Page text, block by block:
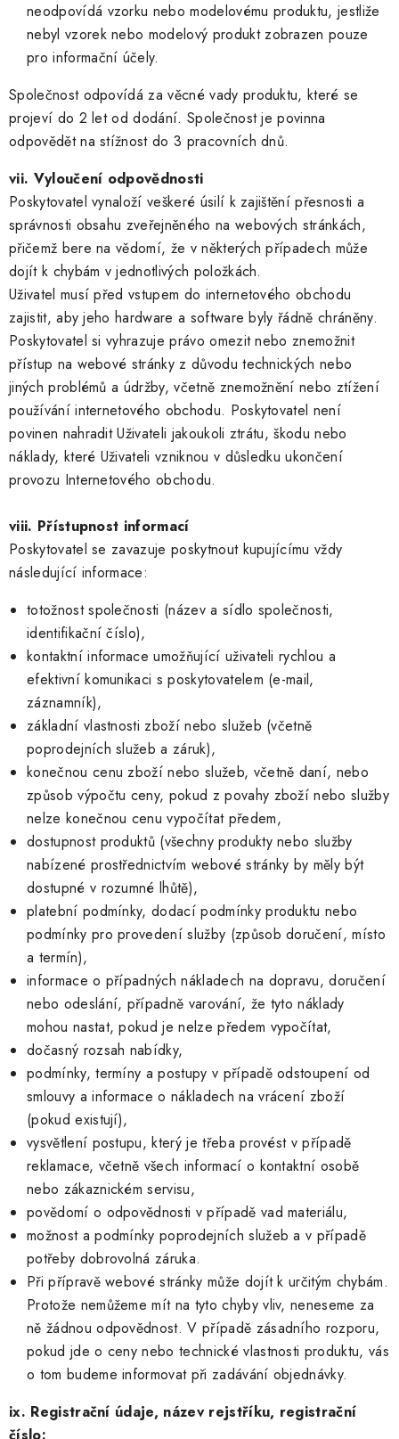
neodpovídá vzorku nebo modelovému produktu, jestliže
nebyl vzorek nebo modelový produkt zobrazen pouze
pro informační účely.
Společnost odpovídá za věcné vady produktu, které se
projeví do 2 let od dodání. Společnost je povinna
odpovědět na stížnost do 3 pracovních dnů.
vii. Vyloučení odpovědnosti
Poskytovatel vynaloží veškeré úsilí k zajištění přesnosti a
správnosti obsahu zveřejněného na webových stránkách,
přičemž bere na vědomí, že v některých případech může
dojít k chybám v jednotlivých položkách.
Uživatel musí před vstupem do internetového obchodu
zajistit, aby jeho hardware a software byly řádně chráněny.
Poskytovatel si vyhrazuje právo omezit nebo znemožnit
přístup na webové stránky z důvodu technických nebo
jiných problémů a údržby, včetně znemožnění nebo ztížení
používání internetového obchodu. Poskytovatel není
povinen nahradit Uživateli jakoukoli ztrátu, škodu nebo
náklady, které Uživateli vzniknou v důsledku ukončení
provozu Internetového obchodu.
viii. Přístupnost informací
Poskytovatel se zavazuje poskytnout kupujícímu vždy
následující informace:
totožnost společnosti (název a sídlo společnosti,
identifikační číslo),
kontaktní informace umožňující uživateli rychlou a
efektivní komunikaci s poskytovatelem (e-mail,
záznamník),
základní vlastnosti zboží nebo služeb (včetně
poprodejních služeb a záruk),
konečnou cenu zboží nebo služeb, včetně daní, nebo
způsob výpočtu ceny, pokud z povahy zboží nebo služby
nelze konečnou cenu vypočítat předem,
dostupnost produktů (všechny produkty nebo služby
nabízené prostřednictvím webové stránky by měly být
dostupné v rozumné lhůtě),
platební podmínky, dodací podmínky produktu nebo
podmínky pro provedení služby (způsob doručení, místo
a termín),
informace o případných nákladech na dopravu, doručení
nebo odeslání, případně varování, že tyto náklady
mohou nastat, pokud je nelze předem vypočítat,
dočasný rozsah nabídky,
podmínky, termíny a postupy v případě odstoupení od
smlouvy a informace o nákladech na vrácení zboží
(pokud existují),
vysvětlení postupu, který je třeba provést v případě
reklamace, včetně všech informací o kontaktní osobě
nebo zákaznickém servisu,
povědomí o odpovědnosti v případě vad materiálu,
možnost a podmínky poprodejních služeb a v případě
potřeby dobrovolná záruka.
Při přípravě webové stránky může dojít k určitým chybám.
Protože nemůžeme mít na tyto chyby vliv, neneseme za
ně žádnou odpovědnost. V případě zásadního rozporu,
pokud jde o ceny nebo technické vlastnosti produktu, vás
o tom budeme informovat při zadávání objednávky.
ix. Registrační údaje, název rejstříku, registrační